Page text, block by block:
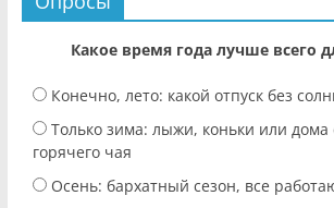
Какое время года лучше всего
Конечно, лето: какой отпуск без
Только зима: лыжи, коньки или
горячего чая
Осень: бархатный сезон, все